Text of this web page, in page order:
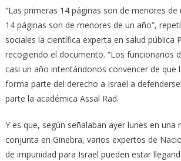
“Las primeras 14 páginas son de menores
14 páginas son de menores de un año”,
sociales la científica experta en salud pública
recogiendo el documento. “Los funcionarios
casi un año intentándonos convencer de que
forma parte del derecho a Israel a
parte la académica Assal Rad.
Y es que, según señalaban ayer lunes en una
conjunta en Ginebra, varios expertos de
de impunidad para Israel pueden estar